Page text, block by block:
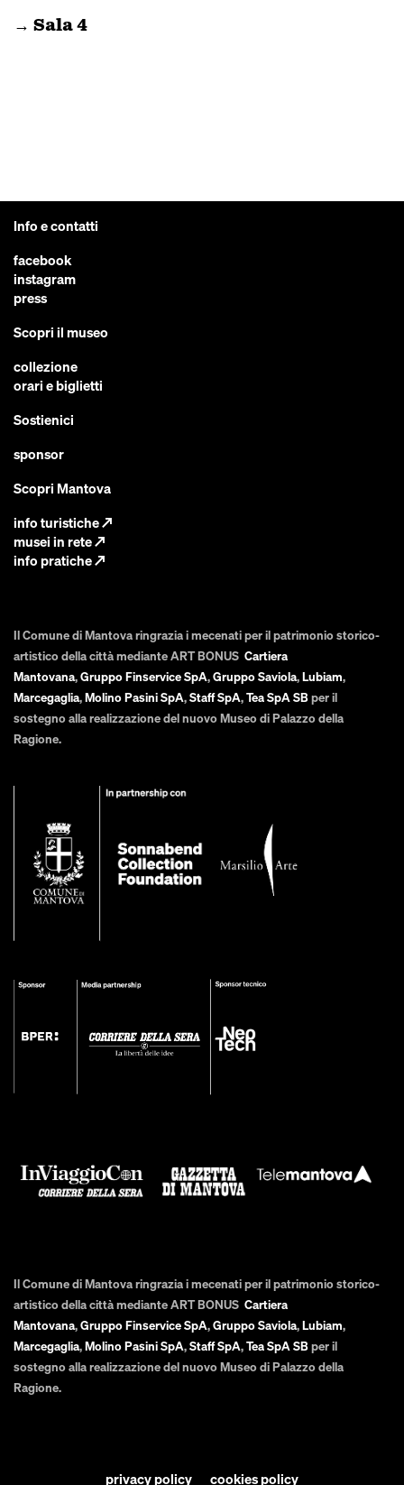
→ Sala 4
Info e contatti
facebook
instagram
press
Scopri il museo
collezione
orari e biglietti
Sostienici
sponsor
Scopri Mantova
info turistiche↗
musei in rete↗
info pratiche↗
Il Comune di Mantova ringrazia i mecenati per il patrimonio storico-
artistico della città mediante ART BONUS Cartiera
Mantovana,Gruppo Finservice SpA,Gruppo Saviola,Lubiam,
Marcegaglia,Molino Pasini SpA,Staff SpA,Tea SpA SBper il
sostegno alla realizzazione del nuovo Museo di Palazzo della
Ragione.
Il Comune di Mantova ringrazia i mecenati per il patrimonio storico-
artistico della città mediante ART BONUS Cartiera
Mantovana,Gruppo Finservice SpA,Gruppo Saviola,Lubiam,
Marcegaglia,Molino Pasini SpA,Staff SpA,Tea SpA SBper il
sostegno alla realizzazione del nuovo Museo di Palazzo della
Ragione.
privacy policy cookies policy